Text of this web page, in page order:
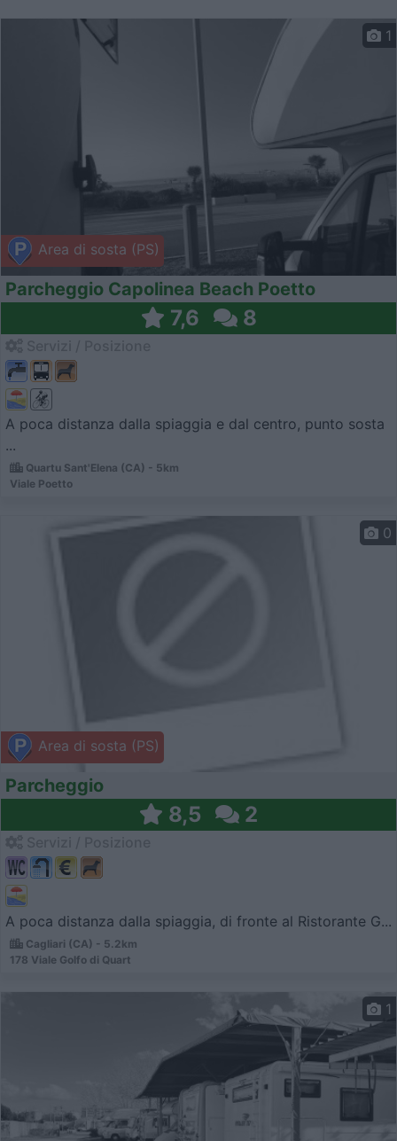
Area di sosta (PS)
1
Parcheggio Capolinea Beach Poetto
7,6 8
A poca distanza dalla spiaggia e dal centro, punto sosta
...
Quartu Sant'Elena (CA) - 5km
Viale Poetto
Area di sosta (PS)
0
Parcheggio
8,5 2
A poca distanza dalla spiaggia, di fronte al Ristorante G...
Cagliari (CA) - 5.2km
178 Viale Golfo di Quart
1